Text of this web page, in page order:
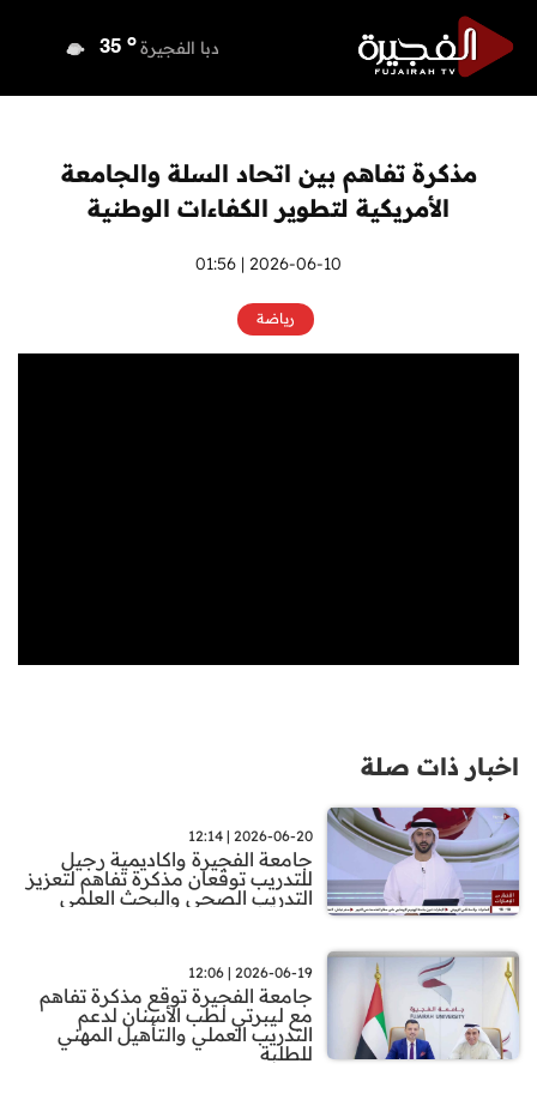
دبا الفجيرة 35 o
أم القيوين 34 o
راس الخيمة 33 o
الفجيرة
مذكرة تفاهم بين اتحاد السلة والجامعة
الأمريكية لتطوير الكفاءات الوطنية
2026-06-10 | 01:56
رياضة
اخبار ذات صلة
2026-06-20 | 12:14
جامعة الفجيرة واكاديمية رجيل
للتدريب توقعان مذكرة تفاهم لتعزيز
التدريب الصحي والبحث العلمي
2026-06-19 | 12:06
جامعة الفجيرة توقّع مذكرة تفاهم
مع ليبرتي لطب الأسنان لدعم
التدريب العملي والتأهيل المهني
للطلبة